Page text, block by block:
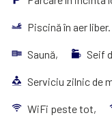
Piscină în aer liber.
Saună, Seif
Serviciu zilnic de
WiFi peste tot,